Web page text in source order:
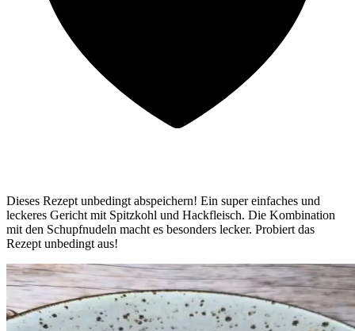
Dieses Rezept unbedingt abspeichern! Ein super einfaches und
leckeres Gericht mit Spitzkohl und Hackfleisch. Die Kombination
mit den Schupfnudeln macht es besonders lecker. Probiert das
Rezept unbedingt aus!